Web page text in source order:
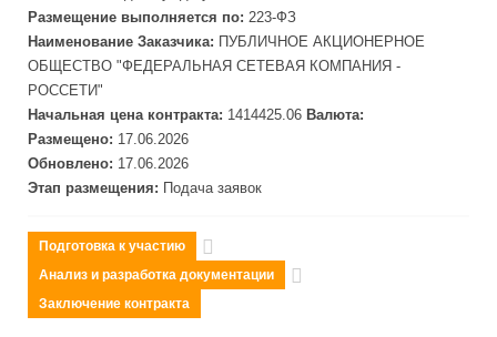
Размещение выполняется по: 223-ФЗ
Наименование Заказчика: ПУБЛИЧНОЕ АКЦИОНЕРНОЕ
ОБЩЕСТВО "ФЕДЕРАЛЬНАЯ СЕТЕВАЯ КОМПАНИЯ -
РОССЕТИ"
Начальная цена контракта: 1414425.06 Валюта:
Размещено: 17.06.2026
Обновлено: 17.06.2026
Этап размещения: Подача заявок
Подготовка к участию
Анализ и разработка документации
Заключение контракта